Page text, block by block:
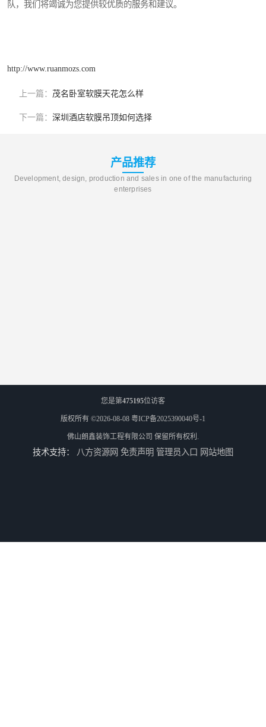
队，我们将竭诚为您提供较优质的服务和建议。
http://www.ruanmozs.com
上一篇： 茂名卧室软膜天花怎么样
下一篇： 深圳酒店软膜吊顶如何选择
产品推荐
Development, design, production and sales in one of the manufacturing
enterprises
您是第475195位访客
版权所有 ©2026-08-08 粤ICP备2025390040号-1
佛山朗鑫装饰工程有限公司 保留所有权利.
技术支持： 八方资源网 免责声明 管理员入口 网站地图